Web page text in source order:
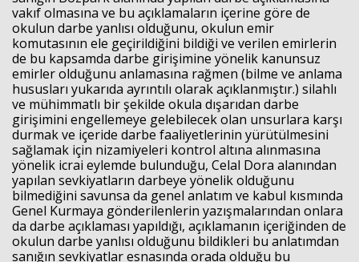
vakıf olmasına ve bu açıklamaların içerine göre de
okulun darbe yanlısı olduğunu, okulun emir
komutasının ele geçirildiğini bildiği ve verilen emirlerin
de bu kapsamda darbe girişimine yönelik kanunsuz
emirler olduğunu anlamasına rağmen (bilme ve anlama
hususları yukarıda ayrıntılı olarak açıklanmıştır.) silahlı
ve mühimmatlı bir şekilde okula dışarıdan darbe
girişimini engellemeye gelebilecek olan unsurlara karşı
durmak ve içeride darbe faaliyetlerinin yürütülmesini
sağlamak için nizamiyeleri kontrol altına alınmasına
yönelik icrai eylemde bulunduğu, Celal Dora alanından
yapılan sevkiyatların darbeye yönelik olduğunu
bilmediğini savunsa da genel anlatım ve kabul kısmında
Genel Kurmaya gönderilenlerin yazışmalarından onlara
da darbe açıklaması yapıldığı, açıklamanın içeriğinden de
okulun darbe yanlısı olduğunu bildikleri bu anlatımdan
sanığın sevkiyatlar esnasında orada olduğu bu